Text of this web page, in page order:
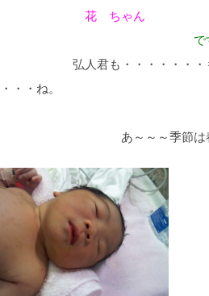
花 ちゃん
で
君も・・・・・・・もう、
・・ね。
～～季節は春だ～～